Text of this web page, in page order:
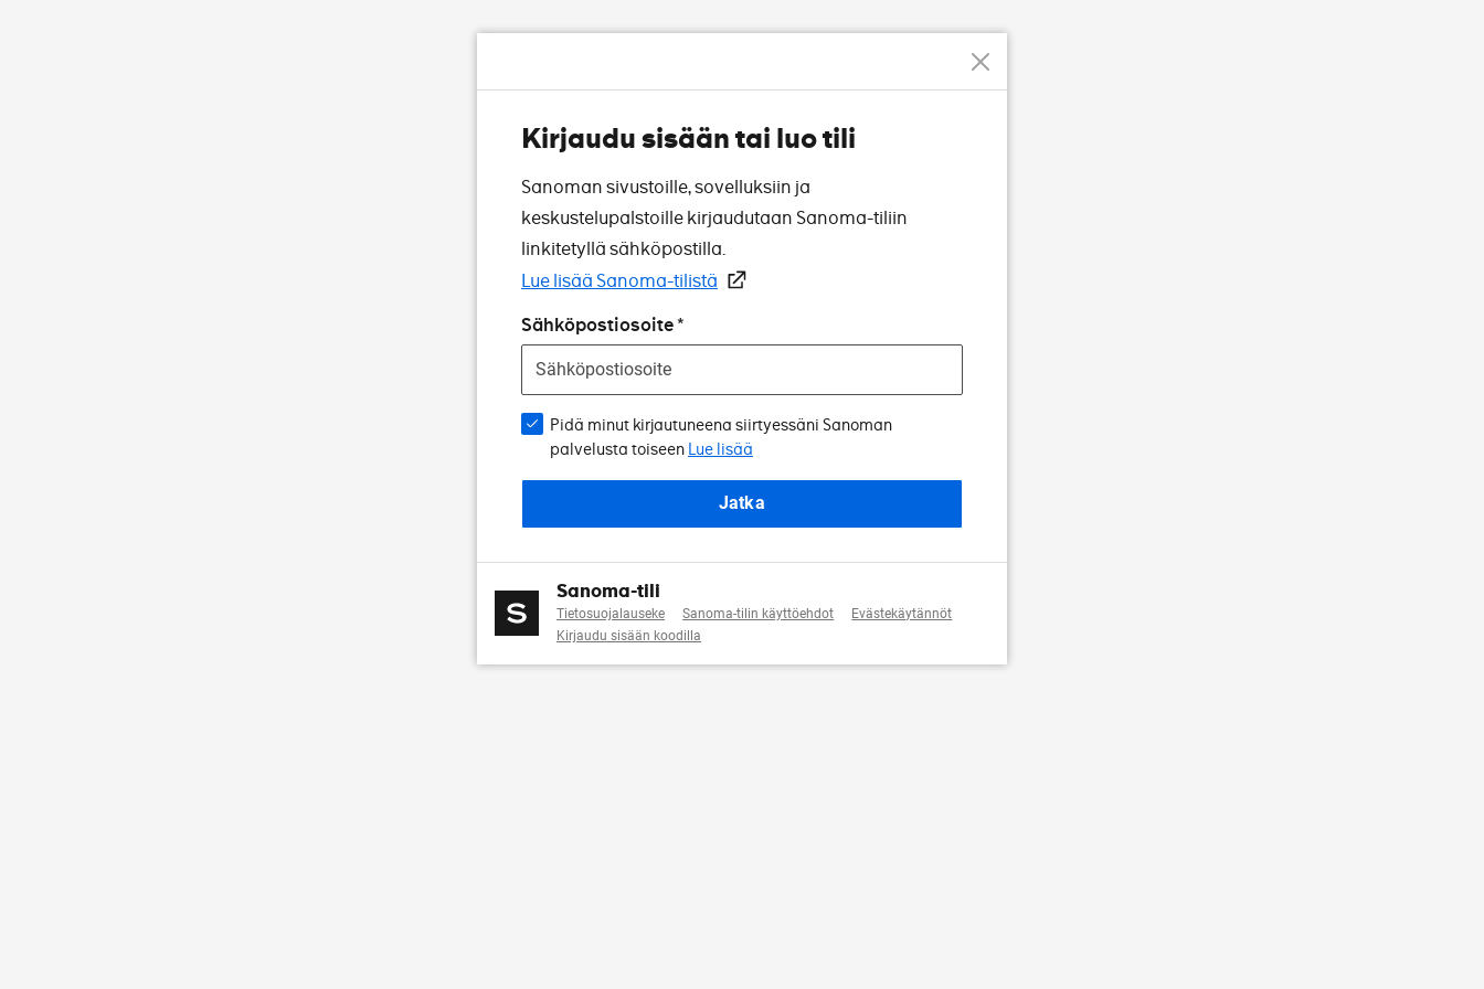
Kirjaudu sisään tai luo tili
Sanoman sivustoille, sovelluksiin ja
keskustelupalstoille kirjaudutaan Sanoma-tiliin
linkitetyllä sähköpostilla.
Lue lisää Sanoma-tilistä
Sähköpostiosoite
Pidä minut kirjautuneena siirtyessäni Sanoman
palvelusta toiseen Lue lisää
Jatka
Sanoma-tili
Tietosuojalauseke Sanoma-tilin käyttöehdot
Evästekäytännöt
Kirjaudu sisään koodilla